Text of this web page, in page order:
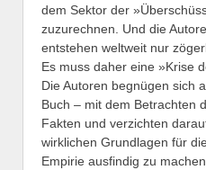
dem Sektor der
zuzurechnen. Und die
entstehen weltweit nur
Es muss daher eine »Krise
Die Autoren begnügen sich
Buch – mit dem Betrachten
Fakten und verzichten
wirklichen Grundlagen für
Empirie ausfindig zu